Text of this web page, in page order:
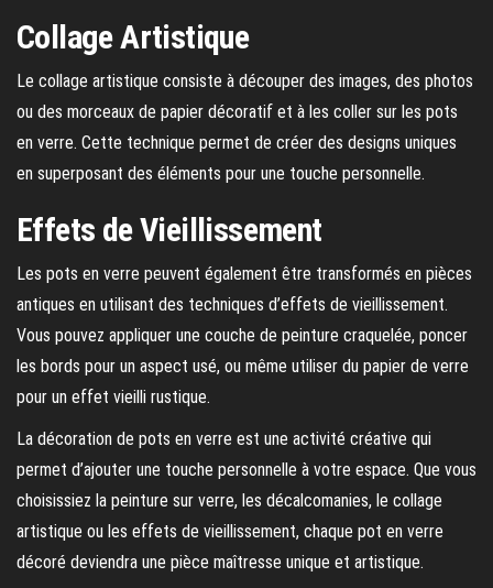
Collage Artistique
Le collage artistique consiste à découper des images, des photos
ou des morceaux de papier décoratif et à les coller sur les pots
en verre. Cette technique permet de créer des designs uniques
en superposant des éléments pour une touche personnelle.
Effets de Vieillissement
Les pots en verre peuvent également être transformés en pièces
antiques en utilisant des techniques d’effets de vieillissement.
Vous pouvez appliquer une couche de peinture craquelée, poncer
les bords pour un aspect usé, ou même utiliser du papier de verre
pour un effet vieilli rustique.
La décoration de pots en verre est une activité créative qui
permet d’ajouter une touche personnelle à votre espace. Que vous
choisissiez la peinture sur verre, les décalcomanies, le collage
artistique ou les effets de vieillissement, chaque pot en verre
décoré deviendra une pièce maîtresse unique et artistique.